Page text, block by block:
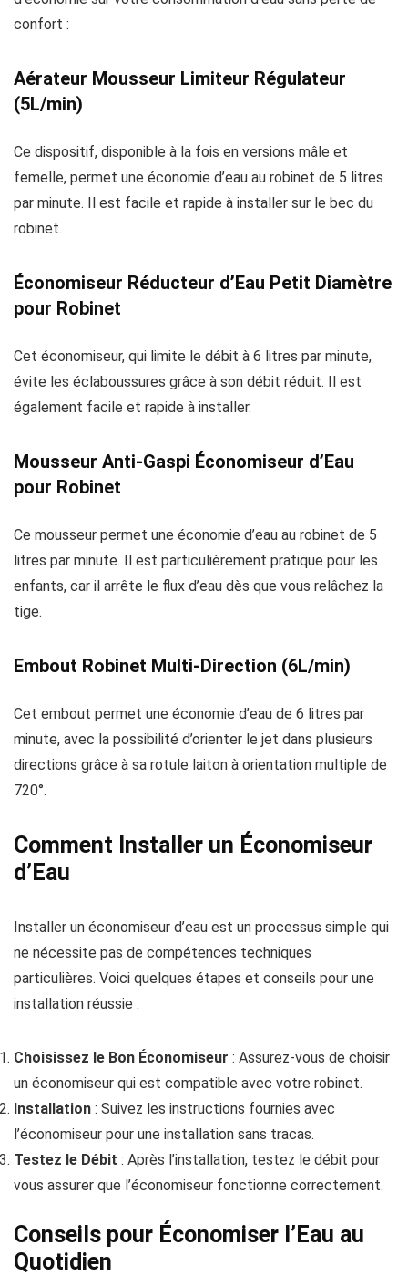
confort :
Aérateur Mousseur Limiteur Régulateur
(5L/min)
Ce dispositif, disponible à la fois en versions mâle et
femelle, permet une économie d’eau au robinet de 5 litres
par minute. Il est facile et rapide à installer sur le bec du
robinet.
Économiseur Réducteur d’Eau Petit Diamètre
pour Robinet
Cet économiseur, qui limite le débit à 6 litres par minute,
évite les éclaboussures grâce à son débit réduit. Il est
également facile et rapide à installer.
Mousseur Anti-Gaspi Économiseur d’Eau
pour Robinet
Ce mousseur permet une économie d’eau au robinet de 5
litres par minute. Il est particulièrement pratique pour les
enfants, car il arrête le flux d’eau dès que vous relâchez la
tige.
Embout Robinet Multi-Direction (6L/min)
Cet embout permet une économie d’eau de 6 litres par
minute, avec la possibilité d’orienter le jet dans plusieurs
directions grâce à sa rotule laiton à orientation multiple de
720°.
Comment Installer un Économiseur
d’Eau
Installer un économiseur d’eau est un processus simple qui
ne nécessite pas de compétences techniques
particulières. Voici quelques étapes et conseils pour une
installation réussie :
Choisissez le Bon Économiseur : Assurez-vous de choisir
un économiseur qui est compatible avec votre robinet.
Installation : Suivez les instructions fournies avec
l’économiseur pour une installation sans tracas.
Testez le Débit : Après l’installation, testez le débit pour
vous assurer que l’économiseur fonctionne correctement.
Conseils pour Économiser l’Eau au
Quotidien